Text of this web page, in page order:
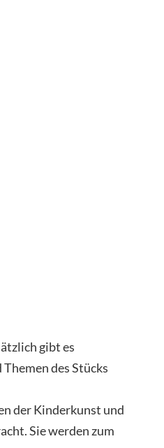
gibt es
des Stücks
der Kinderkunst und
Sie werden zum